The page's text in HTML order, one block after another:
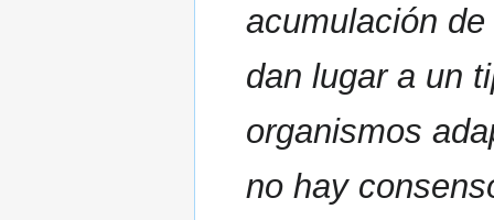
acumulación
dan lugar a un
organismos
no hay